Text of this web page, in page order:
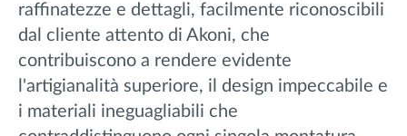
raffinatezze e dettagli, facilmente riconoscibili
dal cliente attento di Akoni, che
contribuiscono a rendere evidente
l'artigianalità superiore, il design impeccabile e
i materiali ineguagliabili che